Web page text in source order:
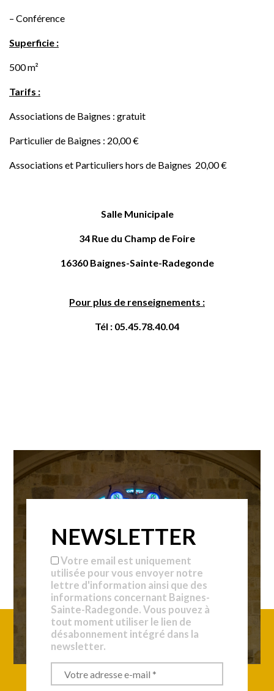
– Conférence
Superficie :
500 m²
Tarifs :
Associations de Baignes : gratuit
Particulier de Baignes : 20,00 €
Associations et Particuliers hors de Baignes 20,00 €
Salle Municipale
34 Rue du Champ de Foire
16360 Baignes-Sainte-Radegonde
Pour plus de renseignements :
Tél : 05.45.78.40.04
NEWSLETTER
Votre email est uniquement
utilisée pour vous envoyer notre
lettre d'information ainsi que des
informations concernant Baignes-
Sainte-Radegonde. Vous pouvez à
tout moment utiliser le lien de
désabonnement intégré dans la
newsletter.